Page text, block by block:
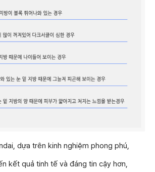
dựa trên kinh nghiệm phong phú,
kết quả tinh tế và đáng tin cậy hơn,